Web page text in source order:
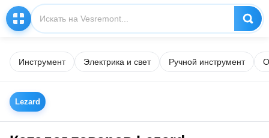
Инструмент Электрика и свет Ручной инструмент
Lezard